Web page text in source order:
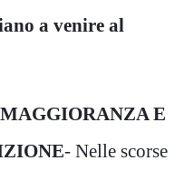
a venire al
E
- Nelle scorse